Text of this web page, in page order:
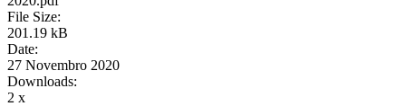
File Size:
201.19 kB
Date:
27 Novembro 2020
Downloads:
2 x